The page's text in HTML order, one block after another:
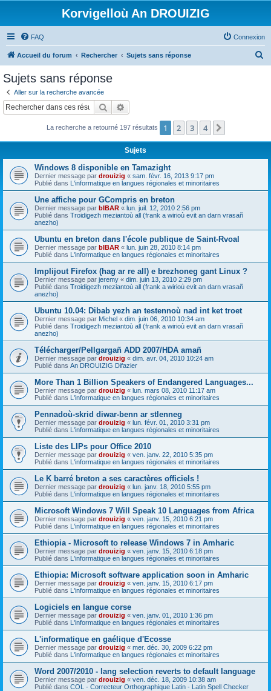
Korvigelloù An DROUIZIG
FAQ Connexion
Accueil du forum Rechercher Sujets sans réponse
c
Sujets sans réponse
Aller sur la recherche avancée
Rechercher
La recherche a retourné 197 résultats 1 2 3 4
Sujets
Windows 8 disponible en Tamazight
Dernier message par drouizig « sam. févr. 16, 2013 9:17 pm
Publié dans L'informatique en langues régionales et minoritaires
Une affiche pour GCompris en breton
Dernier message par bIBAR « lun. juil. 12, 2010 2:56 pm
Publié dans Troidigezh meziantoù all (frank a wirioù evit an darn vrasañ
anezho)
Ubuntu en breton dans l'école publique de Saint-Rvoal
Dernier message par bIBAR « lun. juin 28, 2010 8:14 pm
Publié dans L'informatique en langues régionales et minoritaires
Implijout Firefox (hag ar re all) e brezhoneg gant Linux ?
Dernier message par jeremy « dim. juin 13, 2010 2:29 pm
Publié dans Troidigezh meziantoù all (frank a wirioù evit an darn vrasañ
anezho)
Ubuntu 10.04: Dibab yezh an testennoù nad int ket troet
Dernier message par Michel « dim. juin 06, 2010 10:34 am
Publié dans Troidigezh meziantoù all (frank a wirioù evit an darn vrasañ
anezho)
Télécharger/Pellgargañ ADD 2007/HDA amañ
Dernier message par drouizig « dim. avr. 04, 2010 10:24 am
Publié dans An DROUIZIG Difazier
More Than 1 Billion Speakers of Endangered Languages...
Dernier message par drouizig « lun. mars 08, 2010 11:17 am
Publié dans L'informatique en langues régionales et minoritaires
Pennadoù-skrid diwar-benn ar stlenneg
Dernier message par drouizig « lun. févr. 01, 2010 3:31 pm
Publié dans L'informatique en langues régionales et minoritaires
Liste des LIPs pour Office 2010
Dernier message par drouizig « ven. janv. 22, 2010 5:35 pm
Publié dans L'informatique en langues régionales et minoritaires
Le K barré breton a ses caractères officiels !
Dernier message par drouizig « lun. janv. 18, 2010 5:55 pm
Publié dans L'informatique en langues régionales et minoritaires
Microsoft Windows 7 Will Speak 10 Languages from Africa
Dernier message par drouizig « ven. janv. 15, 2010 6:21 pm
Publié dans L'informatique en langues régionales et minoritaires
Ethiopia - Microsoft to release Windows 7 in Amharic
Dernier message par drouizig « ven. janv. 15, 2010 6:18 pm
Publié dans L'informatique en langues régionales et minoritaires
Ethiopia: Microsoft software application soon in Amharic
Dernier message par drouizig « ven. janv. 15, 2010 6:17 pm
Publié dans L'informatique en langues régionales et minoritaires
Logiciels en langue corse
Dernier message par drouizig « ven. janv. 01, 2010 1:36 pm
Publié dans L'informatique en langues régionales et minoritaires
L'informatique en gaélique d'Ecosse
Dernier message par drouizig « mer. déc. 30, 2009 6:22 pm
Publié dans L'informatique en langues régionales et minoritaires
Word 2007/2010 - lang selection reverts to default language
Dernier message par drouizig « ven. déc. 18, 2009 10:38 am
Publié dans COL - Correcteur Orthographique Latin - Latin Spell Checker